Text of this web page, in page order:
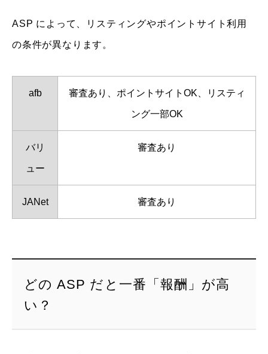
ASP によって、リスティングやポイントサイト利用
の条件が異なります。
afb 審査あり、ポイントサイトOK、リスティ
ング一部OK
バリ
ュー
審査あり
JANet 審査あり
どの ASP だと一番「報酬」が高
い？